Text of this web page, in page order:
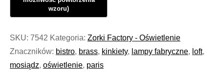
BRASS
Triple
Move
Tubus
SKU: 7542 Kategoria: Zorki Factory - Oświetlenie
Znaczników: bistro, brass, kinkiety, lampy fabryczne, loft,
mosiądz, oświetlenie, paris